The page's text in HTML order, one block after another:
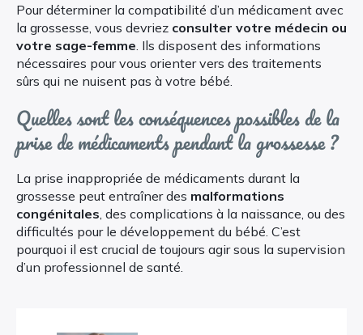
Pour déterminer la compatibilité d’un médicament avec
la grossesse, vous devriez consulter votre médecin ou
votre sage-femme . Ils disposent des informations
nécessaires pour vous orienter vers des traitements
sûrs qui ne nuisent pas à votre bébé.
Quelles sont les conséquences possibles de la
prise de médicaments pendant la grossesse ?
La prise inappropriée de médicaments durant la
grossesse peut entraîner des malformations
congénitales , des complications à la naissance, ou des
difficultés pour le développement du bébé. C’est
pourquoi il est crucial de toujours agir sous la supervision
d’un professionnel de santé.